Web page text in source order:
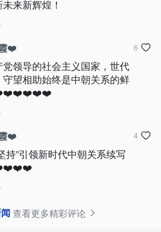
来新辉煌！
❤️
领导的社会主义国家，世代
望相助始终是中朝关系的鲜
6
❤️
持”引领新时代中朝关系续写
4
查看更多精彩评论